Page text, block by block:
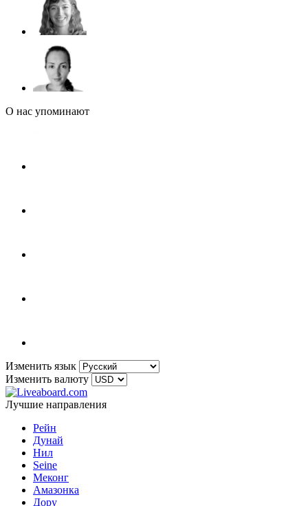
О нас упоминают
Изменить язык
Изменить валюту
Лучшие направления
Рейн
Дунай
Нил
Seine
Меконг
Амазонка
Дору